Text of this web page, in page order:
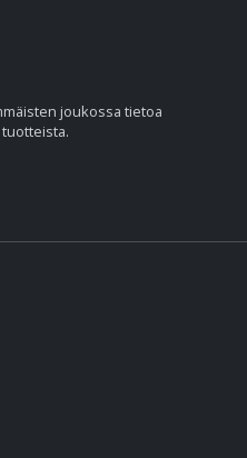
joukossa tietoa